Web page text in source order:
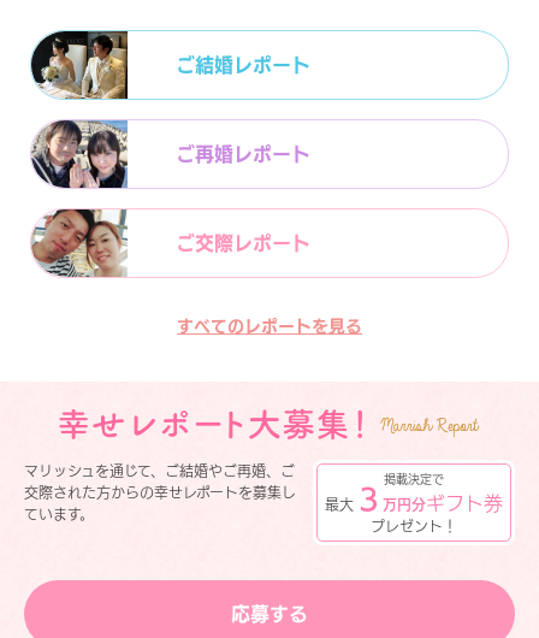
ご結婚レポート
ご再婚レポート
ご交際レポート
すべてのレポートを見る
マリッシュを通じて、ご結婚やご再婚、ご
交際された方からの幸せレポートを募集し
ています。
掲載決定で
最大 ３ 万円分ギフト券
プレゼント！
応募する